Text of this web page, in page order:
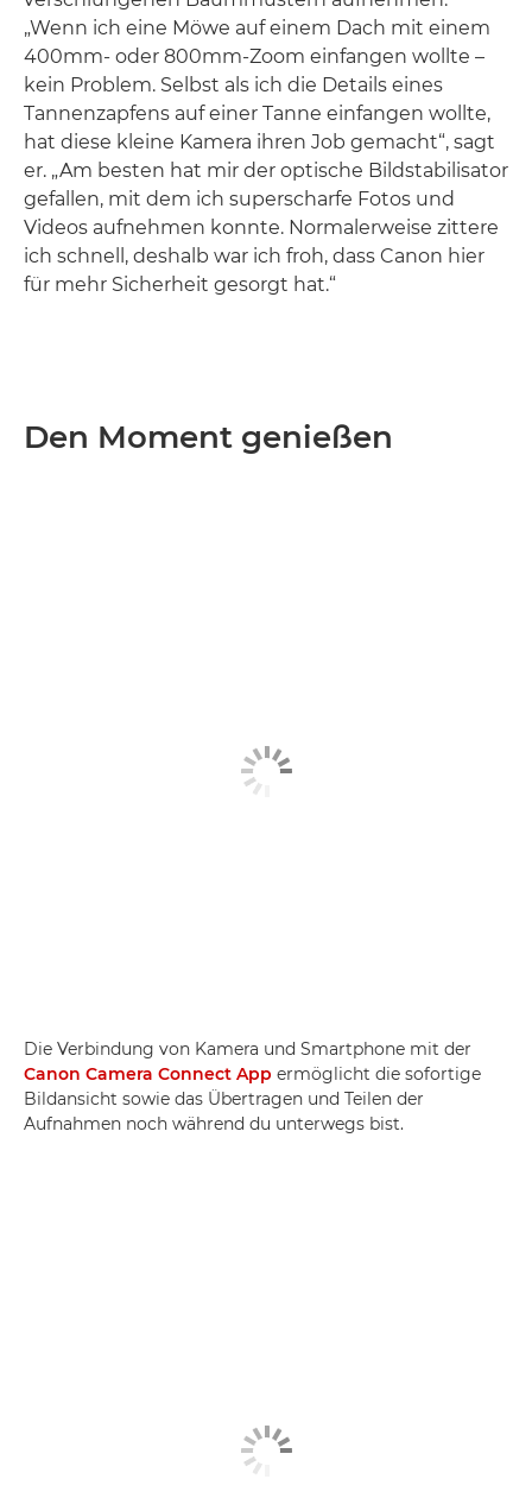
„Wenn ich eine Möwe auf einem Dach mit einem
400mm- oder 800mm-Zoom einfangen wollte –
kein Problem. Selbst als ich die Details eines
Tannenzapfens auf einer Tanne einfangen wollte,
hat diese kleine Kamera ihren Job gemacht“, sagt
er. „Am besten hat mir der optische Bildstabilisator
gefallen, mit dem ich superscharfe Fotos und
Videos aufnehmen konnte. Normalerweise zittere
ich schnell, deshalb war ich froh, dass Canon hier
für mehr Sicherheit gesorgt hat.“
Den Moment genießen
Die Verbindung von Kamera und Smartphone mit der
Canon Camera Connect App ermöglicht die sofortige
Bildansicht sowie das Übertragen und Teilen der
Aufnahmen noch während du unterwegs bist.